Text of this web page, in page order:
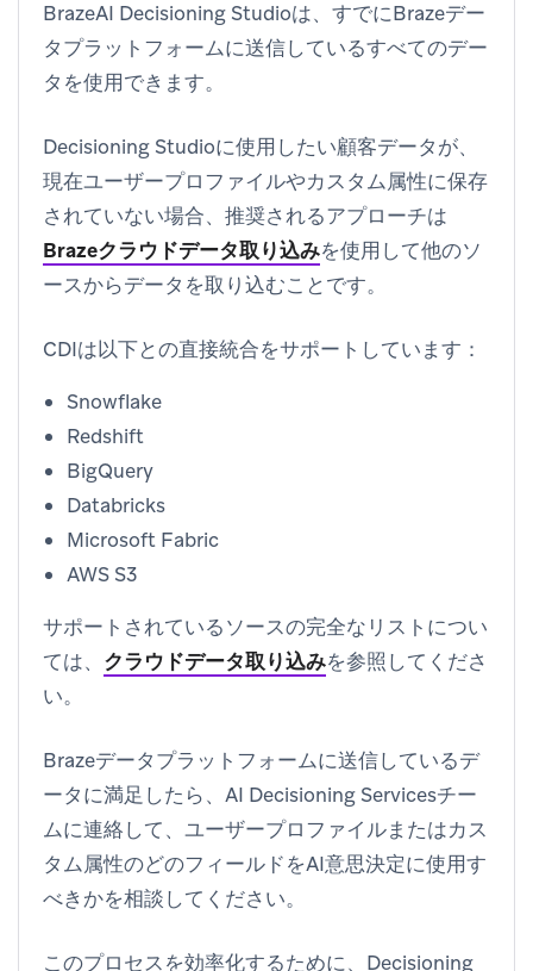
BrazeAI Decisioning Studioは、すでにBrazeデー
タプラットフォームに送信しているすべてのデー
タを使用できます。
Decisioning Studioに使用したい顧客データが、
現在ユーザープロファイルやカスタム属性に保存
されていない場合、推奨されるアプローチは
Brazeクラウドデータ取り込みを使用して他のソ
ースからデータを取り込むことです。
CDIは以下との直接統合をサポートしています：
Snowflake
Redshift
BigQuery
Databricks
Microsoft Fabric
AWS S3
サポートされているソースの完全なリストについ
ては、 クラウドデータ取り込みを参照してくださ
い。
Brazeデータプラットフォームに送信しているデ
ータに満足したら、AI Decisioning Servicesチー
ムに連絡して、ユーザープロファイルまたはカス
タム属性のどのフィールドをAI意思決定に使用す
べきかを相談してください。
このプロセスを効率化するために、Decisioning